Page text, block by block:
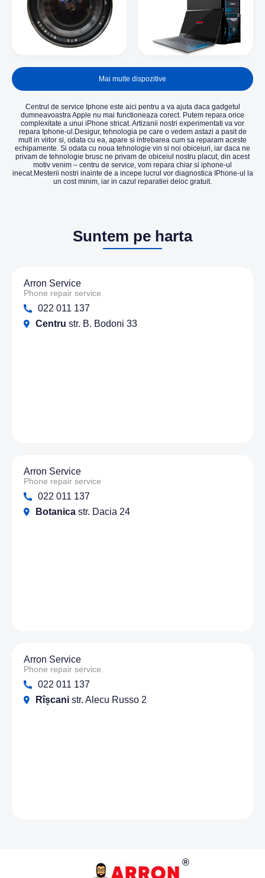
Mai multe dispozitive
Centrul de service Iphone este aici pentru a va ajuta daca gadgetul
dumneavoastra Apple nu mai functioneaza corect. Putem repara orice
complexitate a unui iPhone stricat. Artizanii nostri experimentati va vor
repara Iphone-ul.Desigur, tehnologia pe care o vedem astazi a pasit de
mult in viitor si, odata cu ea, apare si intrebarea cum sa reparam aceste
echipamente. Si odata cu noua tehnologie vin si noi obiceiuri, iar daca ne
privam de tehnologie brusc ne privam de obiceiul nostru placut, din acest
motiv venim – centru de service, vom repara chiar si iphone-ul
inecat.Mesterii nostri inainte de a incepe lucrul vor diagnostica IPhone-ul la
un cost minim, iar in cazul reparatiei deloc gratuit.
Suntem pe harta
Arron Service
Phone repair service
022 011 137
Centru str. B. Bodoni 33
Arron Service
Phone repair service
022 011 137
Botanica str. Dacia 24
Arron Service
Phone repair service
022 011 137
Rîșcani str. Alecu Russo 2